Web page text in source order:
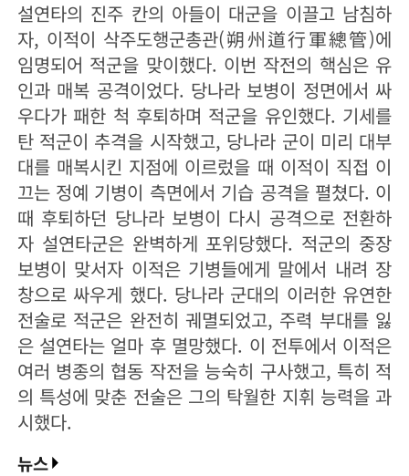
설연타의 진주 칸의 아들이 대군을 이끌고 남침하
자, 이적이 삭주도행군총관(朔州道行軍總管)에
임명되어 적군을 맞이했다. 이번 작전의 핵심은 유
인과 매복 공격이었다. 당나라 보병이 정면에서 싸
우다가 패한 척 후퇴하며 적군을 유인했다. 기세를
탄 적군이 추격을 시작했고, 당나라 군이 미리 대부
대를 매복시킨 지점에 이르렀을 때 이적이 직접 이
끄는 정예 기병이 측면에서 기습 공격을 펼쳤다. 이
때 후퇴하던 당나라 보병이 다시 공격으로 전환하
자 설연타군은 완벽하게 포위당했다. 적군의 중장
보병이 맞서자 이적은 기병들에게 말에서 내려 장
창으로 싸우게 했다. 당나라 군대의 이러한 유연한
전술로 적군은 완전히 궤멸되었고, 주력 부대를 잃
은 설연타는 얼마 후 멸망했다. 이 전투에서 이적은
여러 병종의 협동 작전을 능숙히 구사했고, 특히 적
의 특성에 맞춘 전술은 그의 탁월한 지휘 능력을 과
시했다.
뉴스